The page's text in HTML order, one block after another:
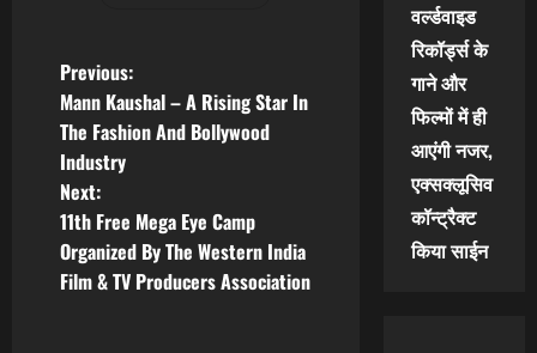
P
o
s
t
n
Previous:
Mann Kaushal – A Rising Star In
The Fashion And Bollywood
Industry
Next:
11th Free Mega Eye Camp
Organized By The Western India
Film & TV Producers Association
वर्ल्डवाइड
रिकॉर्ड्स के
गाने और
फिल्मों में ही
आएंगी नजर,
एक्सक्लूसिव
कॉन्ट्रैक्ट
किया साईन